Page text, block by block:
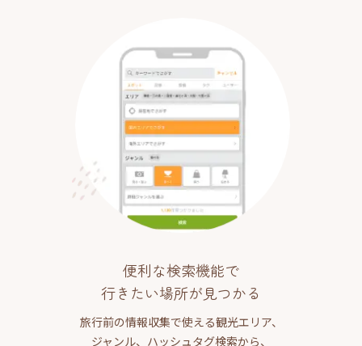
便利な検索機能で
行きたい場所が見つかる
旅行前の情報収集で使える観光エリア、
ジャンル、ハッシュタグ検索から、